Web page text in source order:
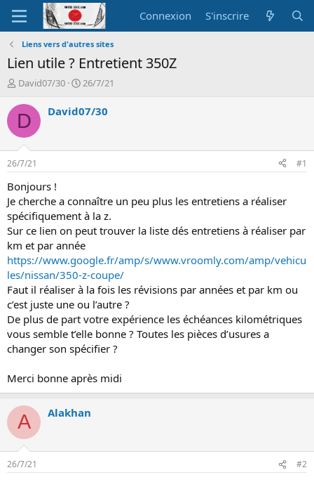
Connexion S'inscrire
Liens vers d'autres sites
Lien utile ? Entretient 350Z
A
t
r
d
e
l
d
i
s
c
u
s
i
o
n
David07/30
D
t
é
t
26/7/21
D David07/30
26/7/21 #1
Bonjours !
Je cherche a connaître un peu plus les entretiens a réaliser
spécifiquement à la z.
Sur ce lien on peut trouver la liste dés entretiens à réaliser par
km et par année
https://www.google.fr/amp/s/www.vroomly.com/amp/vehicu
les/nissan/350-z-coupe/
Faut il réaliser à la fois les révisions par années et par km ou
c’est juste une ou l’autre ?
De plus de part votre expérience les échéances kilométriques
vous semble t’elle bonne ? Toutes les pièces d’usures a
changer son spécifier ?
Merci bonne après midi
A Alakhan
26/7/21 #2